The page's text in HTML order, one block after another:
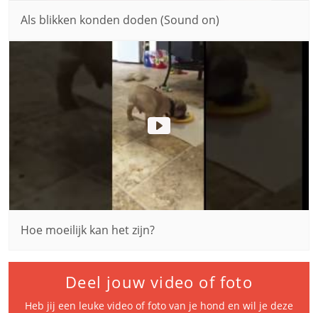
Als blikken konden doden (Sound on)
Hoe moeilijk kan het zijn?
Deel jouw video of foto
Heb jij een leuke video of foto van je hond en wil je deze